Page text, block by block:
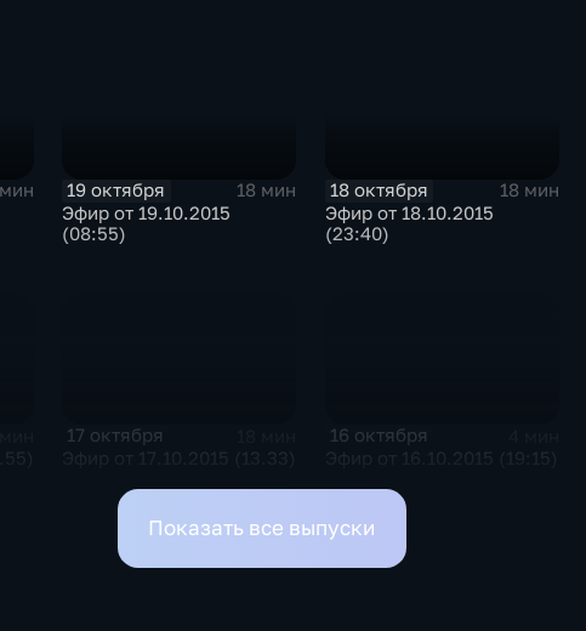
19 октября
18 мин
Эфир от 19.10.2015
(08:55)
18 октября
18 мин
Эфир от 18.10.2015
(23:40)
17 октября 16 октября
Показать все выпуски